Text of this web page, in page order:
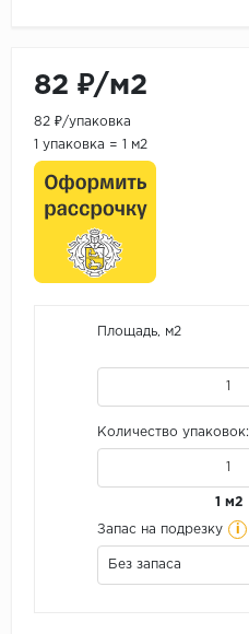
82 ₽/м2
82 ₽/упаковка
1 упаковка = 1 м2
Площадь, м2
Количество упаковок:
1 м2
Запас на подрезку i
Без запаса